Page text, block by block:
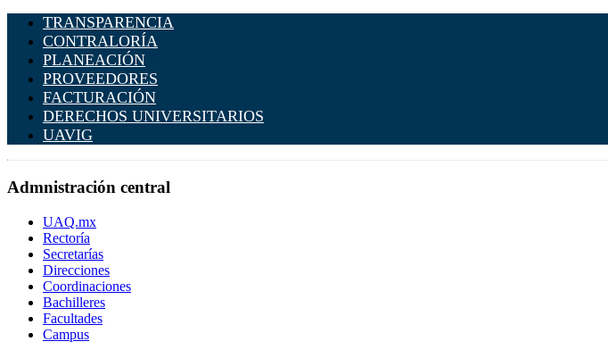
TRANSPARENCIA
CONTRALORÍA
PLANEACIÓN
PROVEEDORES
FACTURACIÓN
DERECHOS UNIVERSITARIOS
UAVIG
Admnistración central
UAQ.mx
Rectoría
Secretarías
Direcciones
Coordinaciones
Bachilleres
Facultades
Campus